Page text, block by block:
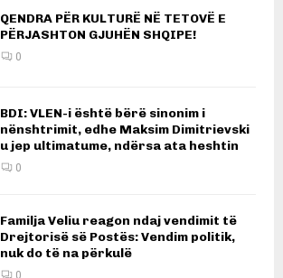
QENDRA PËR KULTURË NË TETOVË E
PËRJASHTON GJUHËN SHQIPE!
0
BDI: VLEN-i është bërë sinonim i
nënshtrimit, edhe Maksim Dimitrievski
u jep ultimatume, ndërsa ata heshtin
0
Familja Veliu reagon ndaj vendimit të
Drejtorisë së Postës: Vendim politik,
nuk do të na përkulë
0